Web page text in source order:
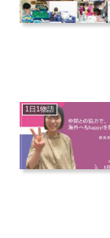
1日1物語